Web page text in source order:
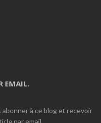
EMAIL.
à ce blog et recevoir
par email.